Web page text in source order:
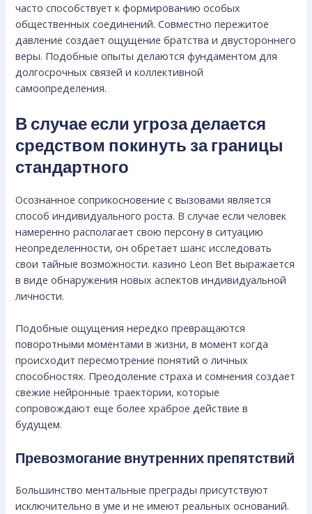
часто способствует к формированию особых
общественных соединений. Совместно пережитое
давление создает ощущение братства и двустороннего
веры. Подобные опыты делаются фундаментом для
долгосрочных связей и коллективной
самоопределения.
В случае если угроза делается
средством покинуть за границы
стандартного
Осознанное соприкосновение с вызовами является
способ индивидуального роста. В случае если человек
намеренно располагает свою персону в ситуацию
неопределенности, он обретает шанс исследовать
свои тайные возможности. казино Leon Bet выражается
в виде обнаружения новых аспектов индивидуальной
личности.
Подобные ощущения нередко превращаются
поворотными моментами в жизни, в момент когда
происходит пересмотрение понятий о личных
способностях. Преодоление страха и сомнения создает
свежие нейронные траектории, которые
сопровождают еще более храброе действие в
будущем.
Превозмогание внутренних препятствий
Большинство ментальные преграды присутствуют
исключительно в уме и не имеют реальных оснований.